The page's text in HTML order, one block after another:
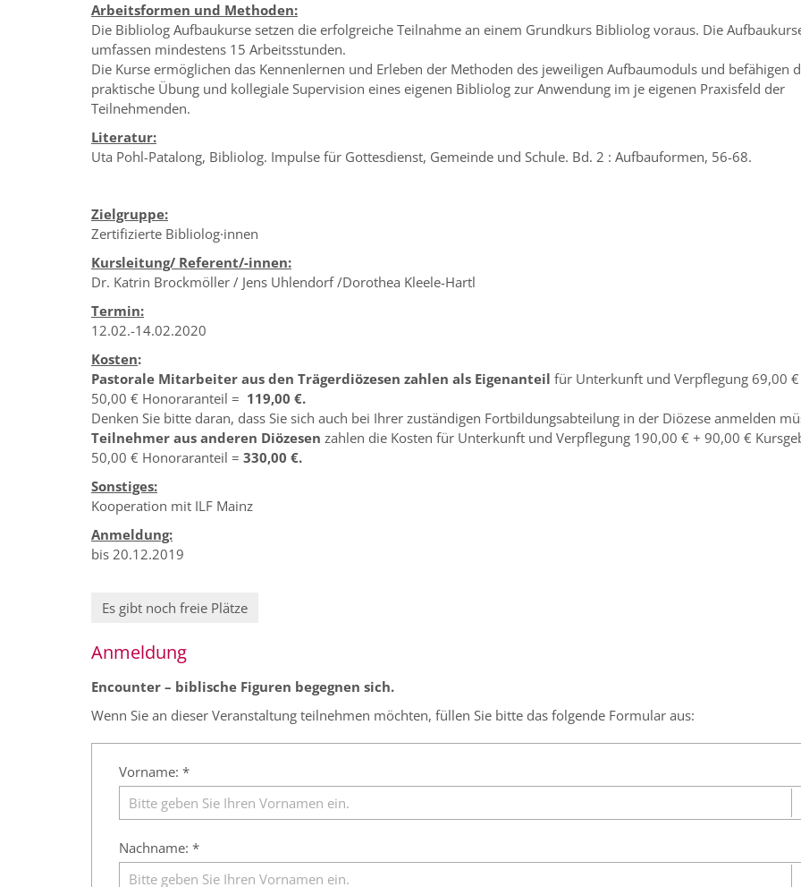
Arbeitsformen und Methoden:
Die Bibliolog Aufbaukurse setzen die erfolgreiche Teilnahme an einem Grundkurs Bibliolog voraus. Die
umfassen mindestens 15 Arbeitsstunden.
Die Kurse ermöglichen das Kennenlernen und Erleben der Methoden des jeweiligen Aufbaumoduls und befähigen
praktische Übung und kollegiale Supervision eines eigenen Bibliolog zur Anwendung im je eigenen Praxisfeld der
Teilnehmenden.
Literatur:
Uta Pohl-Patalong, Bibliolog. Impulse für Gottesdienst, Gemeinde und Schule. Bd. 2 : Aufbauformen, 56-68.
Zielgruppe:
Zertifizierte Bibliolog·innen
Kursleitung/ Referent/-innen:
Dr. Katrin Brockmöller / Jens Uhlendorf /Dorothea Kleele-Hartl
Termin:
12.02.-14.02.2020
Kosten:
Pastorale Mitarbeiter aus den Trägerdiözesen zahlen als Eigenanteil für Unterkunft und Verpflegung 69,00 €
50,00 € Honoraranteil = 119,00 €.
Denken Sie bitte daran, dass Sie sich auch bei Ihrer zuständigen Fortbildungsabteilung in der Diözese anmelden
Teilnehmer aus anderen Diözesen zahlen die Kosten für Unterkunft und Verpflegung 190,00 € + 90,00 €
50,00 € Honoraranteil = 330,00 €.
Sonstiges:
Kooperation mit ILF Mainz
Anmeldung:
bis 20.12.2019
Es gibt noch freie Plätze
Anmeldung
Encounter – biblische Figuren begegnen sich.
Wenn Sie an dieser Veranstaltung teilnehmen möchten, füllen Sie bitte das folgende Formular aus:
Vorname: *
Nachname: *